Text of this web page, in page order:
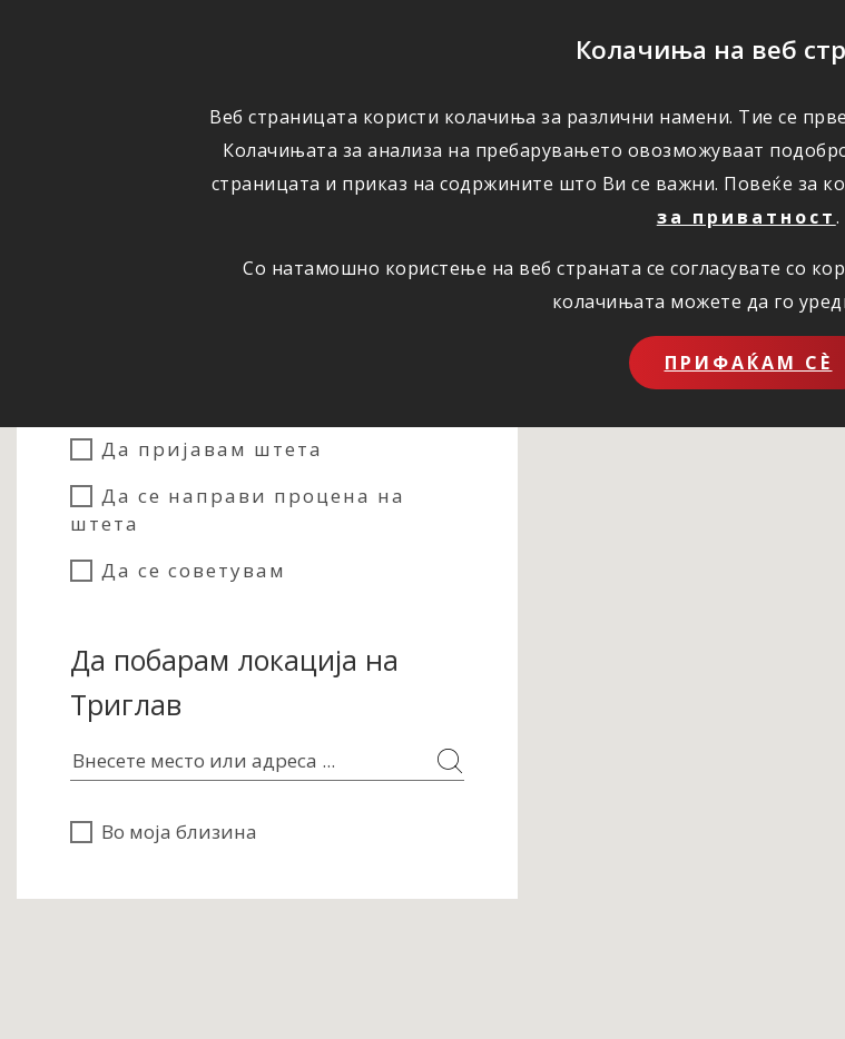
Колачиња на веб
Веб страницата користи колачиња за различни намени. Тие се
Колачињата за анализа на пребарувањето овозможуваат
страницата и приказ на содржините што Ви се важни. Повеќе за
за приватност.
Со натамошно користење на веб страната се согласувате со
колачињата можете да го
ПРИФАЌАМ СЀ
ОСИГУРУВАЊЕ ШТЕТИ ПОВОЛНОСТИ КОРИСНО ЗА
Да пријавам штета
Да се направи процена на
штета
Да се советувам
Да побарам локација на
Триглав
Во моја близина